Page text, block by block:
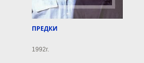
Более 480 из них — для
раздельного сбора мусора.
09:36:14
ПРЕДКИ
1992г.